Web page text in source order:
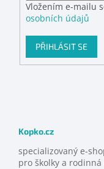
Vložením e-mailu
osobních údajů
PŘIHLÁSIT SE
Kopko.cz
specializovaný e-
pro školky a rodinná